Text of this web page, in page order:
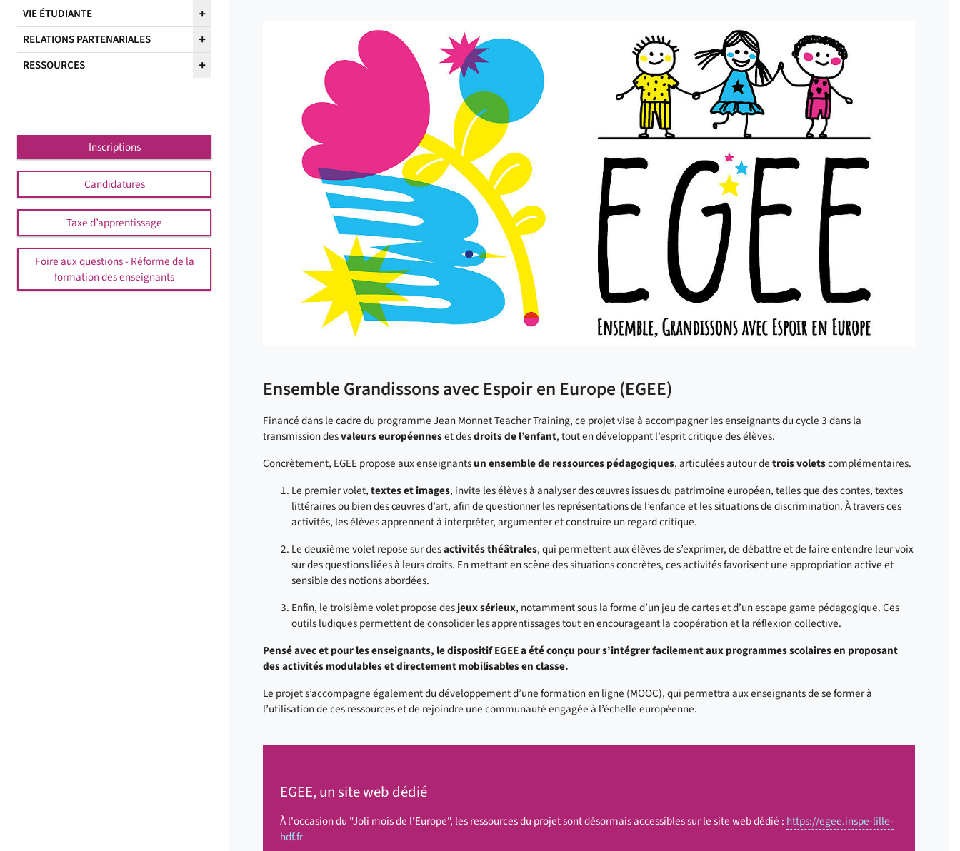
VIE ÉTUDIANTE
RELATIONS PARTENARIALES
RESSOURCES
Inscriptions
Candidatures
Taxe d’apprentissage
Foire aux questions - Réforme de la
formation des enseignants
Ensemble Grandissons avec Espoir en Europe (EGEE)
Financé dans le cadre du programme Jean Monnet Teacher Training, ce projet vise à accompagner les enseignants du cycle 3 dans la
transmission desvaleurs européenneset desdroits de l’enfant,tout en développant l’esprit critique des élèves.
Concrètement, EGEE propose aux enseignantsun ensemble de ressources pédagogiques, articulées autour detrois voletscomplémentaires.
Le premier volet,textes et images, invite les élèves à analyser des œuvres issues du patrimoine européen, telles que des contes, textes
littéraires ou bien des œuvres d’art, afin de questionner les représentations de l’enfance et les situations de discrimination. À travers ces
activités, les élèves apprennent à interpréter, argumenter et construire un regard critique.
Le deuxième volet repose sur desactivités théâtrales, qui permettent aux élèves de s’exprimer, de débattre et de faire entendre leur voix
sur des questions liées à leurs droits. En mettant en scène des situations concrètes, ces activités favorisent une appropriation active et
sensible des notions abordées.
Enfin, le troisième volet propose desjeux sérieux, notamment sous la forme d’un jeu de cartes et d’un escape game pédagogique. Ces
outils ludiques permettent de consolider les apprentissages tout en encourageant la coopération et la réflexion collective.
Pensé avec et pour les enseignants, le dispositif EGEE a été conçu pour s’intégrer facilement aux programmes scolaires en proposant
des activités modulables et directement mobilisables en classe.
Le projet s’accompagne également du développement d’une formation en ligne (MOOC), qui permettra aux enseignants de se former à
l’utilisation de ces ressources et de rejoindre une communauté engagée à l’échelle européenne.
EGEE, un site web dédié
À l'occasion du "Joli mois de l'Europe", les ressources du projet sont désormais accessibles sur le site web dédié : https://egee.inspe-lille-
hdf.fr